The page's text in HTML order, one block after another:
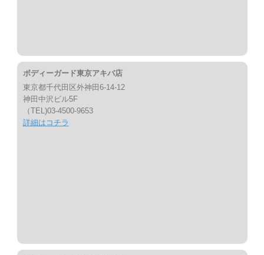
ボディーガード東京アキバ店
東京都千代田区外神田6-14-12
神田中沢ビル5F
（TEL)03-4500-9653
詳細はコチラ